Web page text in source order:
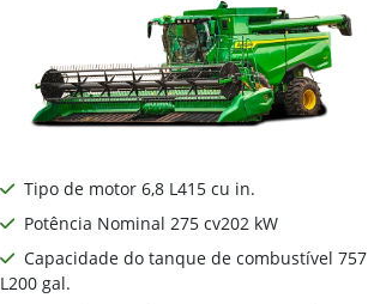
Tipo de motor 6,8 L415 cu in.
Potência Nominal 275 cv202 kW
Capacidade do tanque de combustível 757
L200 gal.